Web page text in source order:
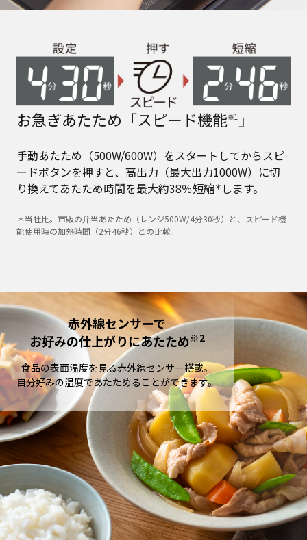
お急ぎあたため「スピード機能※1 」
手動あたため（500W/600W）をスタートしてからスピ
ードボタンを押すと、高出力（最大出力1000W）に切
り換えてあたため時間を最大約38％短縮 ＊ します。
＊当社比。市販の弁当あたため（レンジ500W/4分30秒）と、スピード機
能使用時の加熱時間（2分46秒）との比較。
赤外線センサーで
お好みの仕上がりにあたため※2
食品の表面温度を見る赤外線センサー搭載。
自分好みの温度であたためることができます。